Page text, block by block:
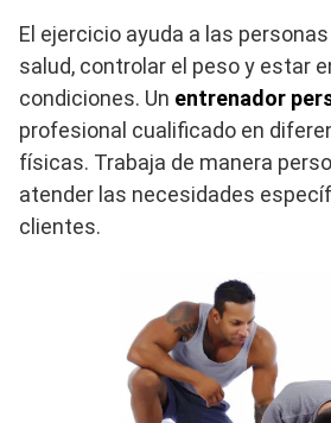
El ejercicio ayuda a las
salud, controlar el peso y estar
condiciones. Un entrenador
profesional cualificado en
físicas. Trabaja de manera
atender las necesidades
clientes.